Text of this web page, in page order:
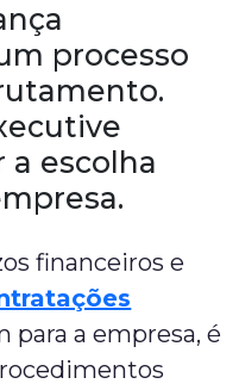
processo
a escolha
financeiros e
para a empresa, é